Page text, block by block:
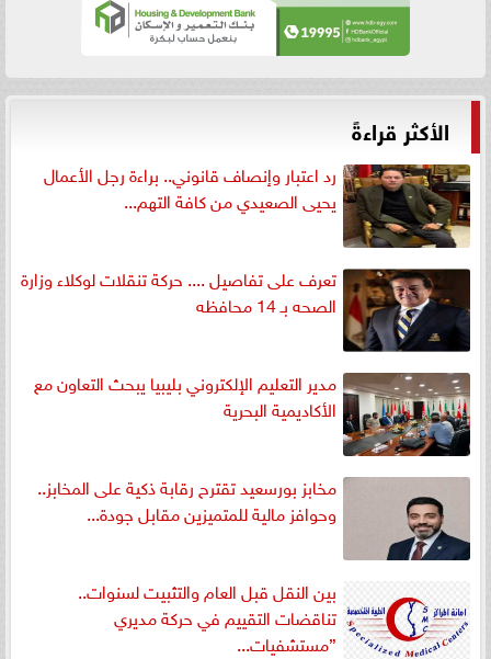
الأكثر قراءةً
رد اعتبار وإنصاف قانوني.. براءة رجل الأعمال
يحيى الصعيدي من كافة التهم...
تعرف على تفاصيل .... حركة تنقلات لوكلاء وزارة
الصحه بـ 14 محافظه
مدير التعليم الإلكتروني بليبيا يبحث التعاون مع
الأكاديمية البحرية
مخابز بورسعيد تقترح رقابة ذكية على المخابز..
وحوافز مالية للمتميزين مقابل جودة...
بين النقل قبل العام والتثبيت لسنوات..
تناقضات التقييم في حركة مديري
”مستشفيات...